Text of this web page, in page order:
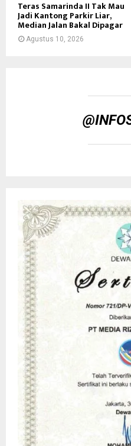
Teras Samarinda II Tak Mau
Jadi Kantong Parkir Liar,
Median Jalan Bakal Dipagar
Agustus 10, 2026